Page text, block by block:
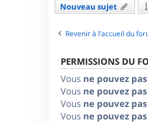
Nouveau sujet
Revenir à l’accueil du
PERMISSIONS DU
Vous ne pouvez pas
Vous ne pouvez pas
Vous ne pouvez pas
Vous ne pouvez pas